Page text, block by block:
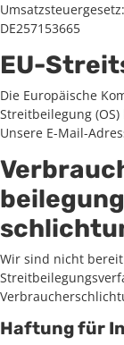
Umsatzsteuergesetz:
DE257153665
EU-
Die Europäische
Streitbeilegung
Unsere E-Mail-
Wir sind nicht
Haftung für